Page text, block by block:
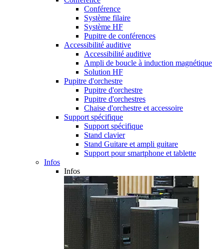
Conférence
Système filaire
Système HF
Pupitre de conférences
Accessibilité auditive
Accessibilité auditive
Ampli de boucle à induction magnétique
Solution HF
Pupitre d'orchestre
Pupitre d'orchestre
Pupitre d'orchestres
Chaise d'orchestre et accessoire
Support spécifique
Support spécifique
Stand clavier
Stand Guitare et ampli guitare
Support pour smartphone et tablette
Infos
Infos